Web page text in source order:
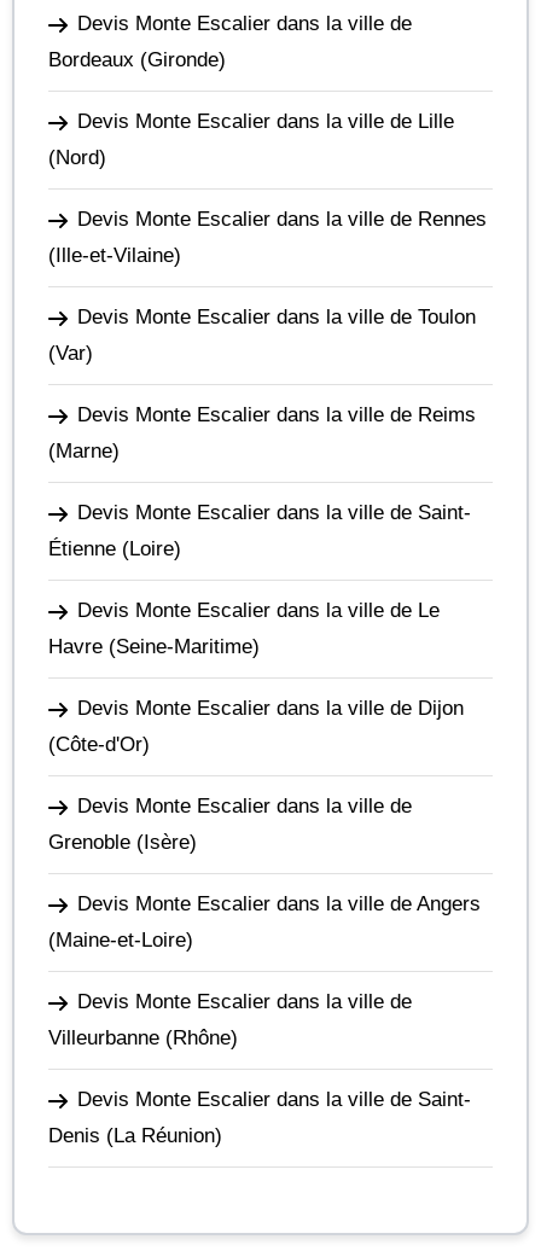
Devis Monte Escalier dans la ville de
Bordeaux (Gironde)
Devis Monte Escalier dans la ville de Lille
(Nord)
Devis Monte Escalier dans la ville de Rennes
(Ille-et-Vilaine)
Devis Monte Escalier dans la ville de Toulon
(Var)
Devis Monte Escalier dans la ville de Reims
(Marne)
Devis Monte Escalier dans la ville de Saint-
Étienne (Loire)
Devis Monte Escalier dans la ville de Le
Havre (Seine-Maritime)
Devis Monte Escalier dans la ville de Dijon
(Côte-d'Or)
Devis Monte Escalier dans la ville de
Grenoble (Isère)
Devis Monte Escalier dans la ville de Angers
(Maine-et-Loire)
Devis Monte Escalier dans la ville de
Villeurbanne (Rhône)
Devis Monte Escalier dans la ville de Saint-
Denis (La Réunion)